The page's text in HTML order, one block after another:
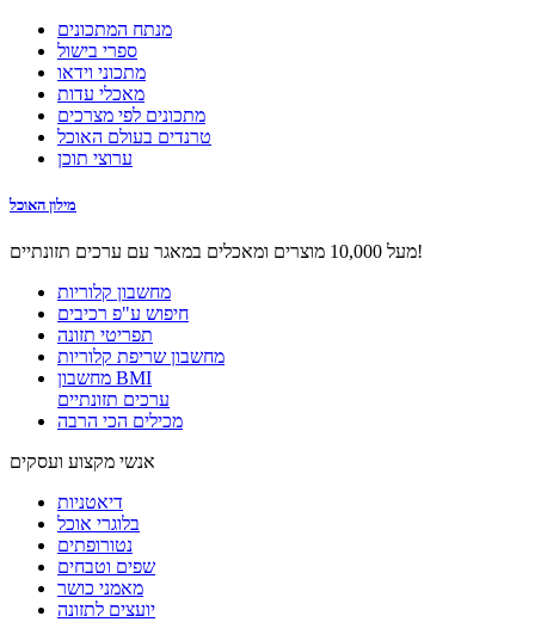
מנתח המתכונים
ספרי בישול
מתכוני וידאו
מאכלי עדות
מתכונים לפי מצרכים
טרנדים בעולם האוכל
ערוצי תוכן
מילון האוכל
מעל 10,000 מוצרים ומאכלים במאגר עם ערכים תזונתיים!
מחשבון קלוריות
חיפוש ע"פ רכיבים
תפריטי תזונה
מחשבון שריפת קלוריות
מחשבון BMI
ערכים תזונתיים
מכילים הכי הרבה
אנשי מקצוע ועסקים
דיאטניות
בלוגרי אוכל
נטורופתים
שפים וטבחים
מאמני כושר
יועצים לתזונה